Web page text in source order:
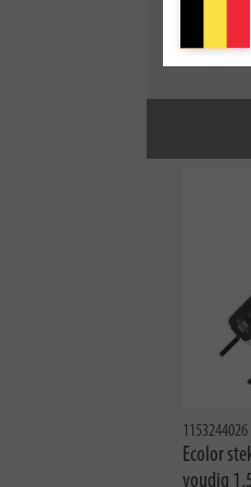
1153244026
Ecolor
voudig